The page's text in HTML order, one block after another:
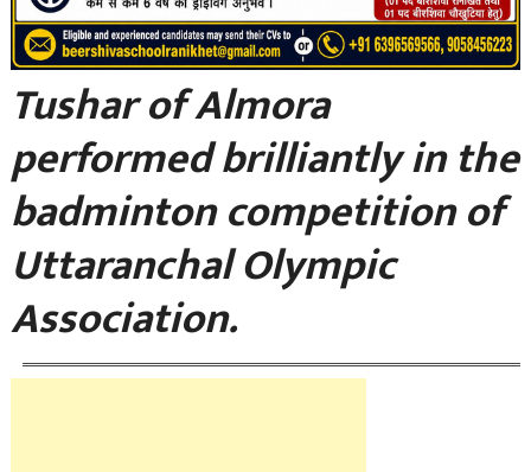
Tushar of Almora
performed brilliantly in the
badminton competition of
Uttaranchal Olympic
Association.